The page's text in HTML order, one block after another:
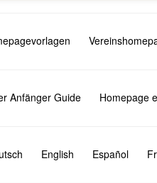
Anfänger Guide Homepage
English Español